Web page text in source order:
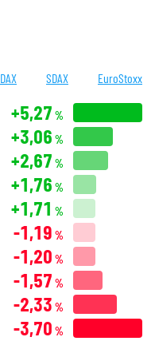
SDAX EuroStoxx
+5,27 %
+3,06 %
+2,67 %
+1,76 %
+1,71 %
-1,19 %
-1,20 %
-1,57 %
-2,33 %
-3,70 %